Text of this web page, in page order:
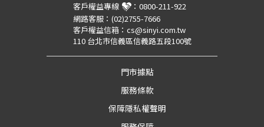
客戶權益專線 ： 0800-211-922
網路客服： (02)2755-7666
客戶權益信箱： cs@sinyi.com.tw
110 台北市信義區信義路五段100號
門市據點
服務條款
保障隱私權聲明